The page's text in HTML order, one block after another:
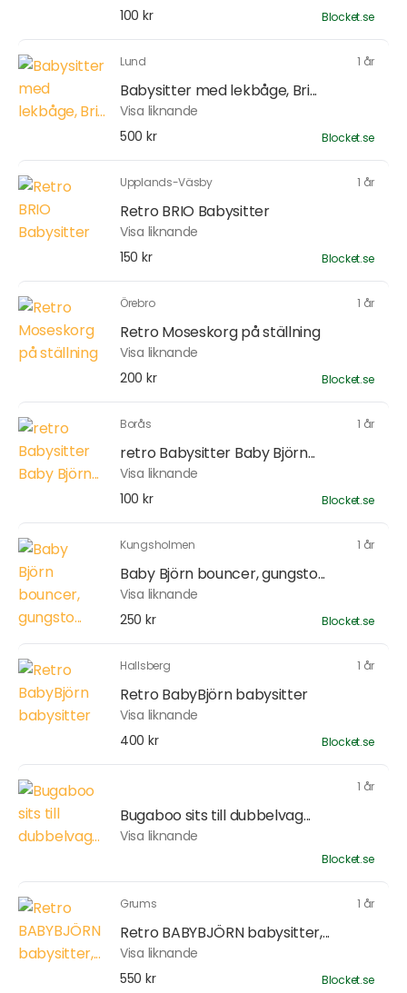
100 kr
Blocket.se
Lund 1 år
Babysitter med lekbåge, Bri...
Visa liknande
500 kr
Blocket.se
Upplands-Väsby 1 år
Retro BRIO Babysitter
Visa liknande
150 kr
Blocket.se
Örebro 1 år
Retro Moseskorg på ställning
Visa liknande
200 kr
Blocket.se
Borås 1 år
retro Babysitter Baby Björn...
Visa liknande
100 kr
Blocket.se
Kungsholmen 1 år
Baby Björn bouncer, gungsto...
Visa liknande
250 kr
Blocket.se
Hallsberg 1 år
Retro BabyBjörn babysitter
Visa liknande
400 kr
Blocket.se
1 år
Bugaboo sits till dubbelvag...
Visa liknande
Blocket.se
Grums 1 år
Retro BABYBJÖRN babysitter,...
Visa liknande
550 kr
Blocket.se